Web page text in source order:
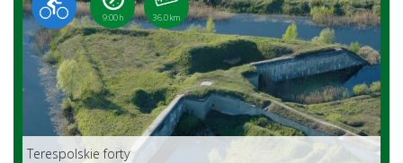
9:00 h 36.0 km
Terespolskie forty